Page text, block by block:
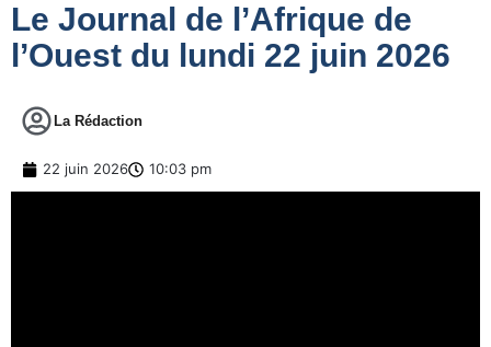
Le Journal de l’Afrique de
l’Ouest du lundi 22 juin 2026
La Rédaction
22 juin 2026 10:03 pm